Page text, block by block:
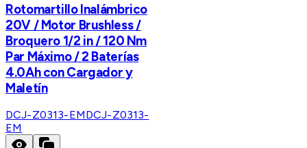
Rotomartillo Inalámbrico
20V / Motor Brushless /
Broquero 1/2 in / 120 Nm
Par Máximo / 2 Baterías
4.0Ah con Cargador y
Maletín
DCJ-Z0313-EMDCJ-Z0313-
EM